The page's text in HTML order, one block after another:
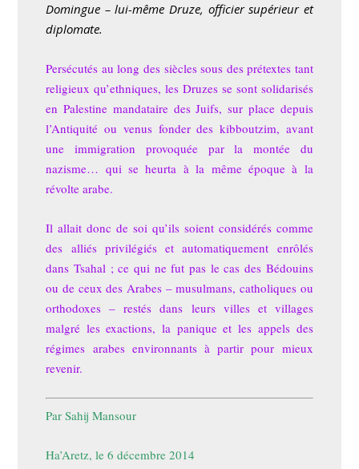
Domingue – lui-même Druze, officier supérieur et
diplomate.
Persécutés au long des siècles sous des prétextes tant
religieux qu’ethniques, les Druzes se sont solidarisés
en Palestine mandataire des Juifs, sur place depuis
l’Antiquité ou venus fonder des kibboutzim, avant
une immigration provoquée par la montée du
nazisme… qui se heurta à la même époque à la
révolte arabe.
Il allait donc de soi qu’ils soient considérés comme
des alliés privilégiés et automatiquement enrôlés
dans Tsahal ; ce qui ne fut pas le cas des Bédouins
ou de ceux des Arabes – musulmans, catholiques ou
orthodoxes – restés dans leurs villes et villages
malgré les exactions, la panique et lesappels des
régimes arabes environnants à partir pour mieux
revenir.
Par Sahij Mansour
Ha’Aretz, le 6 décembre 2014